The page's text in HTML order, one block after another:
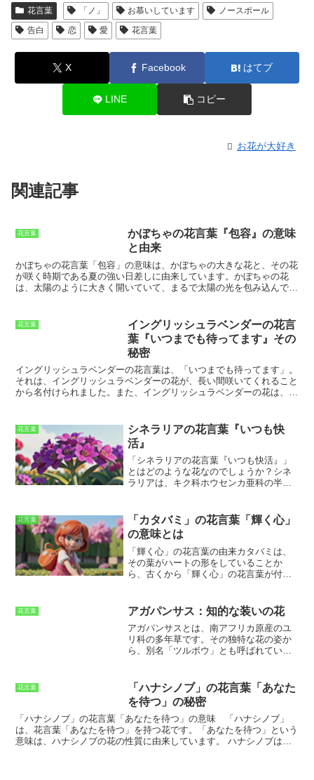
花言葉 「ノ」 お慕いしています
ノースポール
告白
恋 愛 花言葉
X Facebook はてブ
LINE コピー
お花が大好き
関連記事
花言葉
かぼちゃの花言葉『包容』の意味
と由来
かぼちゃの花言葉「包容」の意味は、かぼちゃの大きな花と、その花
が咲く時期である夏の強い日差しに由来しています。かぼちゃの花
は、太陽のように大きく開いていて、まるで太陽の光を包み込んでい
期は、かぼちゃの実が育つ時期でもあります。かぼちゃの実も、大き
く丸くて、中身が詰まっています。このかぼちゃの実の形状も、包容
花言葉
イングリッシュラベンダーの花言
葉『いつまでも待ってます』その
秘密
イングリッシュラベンダーの花言葉は、「いつまでも待ってます」。
それは、イングリッシュラベンダーの花が、長い間咲いてくれること
から名付けられました。また、イングリッシュラベンダーの花は、と
とも言われています。イングリッシュラベンダーの花は、その美しい
花と、強い香りで、人々に愛されています。そして、その花言葉も、
人々がイングリッシュラベンダーを愛する理由の一つとなっていま
す。
花言葉
シネラリアの花言葉『いつも快
活』
「 シネラリアの花言葉『いつも快活』
」
とはどのような花なのでしょうか？シネ
ラリアは、キク科ホウセンカ亜科の半耐
やかな花色は、春先を彩る花として人気
があります。シネラリアは、
地中海沿岸
を原産としており、温暖な気候を好みま
す。日本では、本州中部以西の暖かい地
域で栽培されていることが多く、冬でも
比較的温暖な地域であれば、戸外で越冬
ピンク、紫、白など、さまざまな種類が
あります。花は、直径5～10cm程度の頭
状花序で、中心部に筒状花、周辺に舌状
花が咲きます。シネラリアは、日当たり
と水はけの良い場所を好みます。土壌
うにします。シネラリアは、種から育て
ることができますが、苗を購入して育て
るのが一般的です。シネラリアは、その
鮮やかな花色と、比較的育てやすいこと
から、ガーデニング初心者にも人気の花
です。春先を彩る花として、ぜひシネラ
花言葉
「カタバミ」の花言葉「輝く心」
の意味とは
「輝く心」の花言葉の由来カタバミ は、
その葉がハートの形をしていることか
ら、古くから「輝く心」の花言葉が付け
にもその意味が込められています。ま
た、カタバミ は、陽の光を浴びると葉が
開き、日が沈むと葉を閉じるという特徴
があります。このことから、カタバミは
「太陽の子」とも呼ばれ、太陽のように
花言葉 アガパンサス：知的な装いの花
アガパンサスとは 、南アフリカ原産のユ
リ科の多年草です。その独特な花の姿か
ら、別名「ツルボウ」とも呼ばれていま
の花を咲かせます。花は直径10cmほど
で、花弁は6枚です。花弁の先端は細長
く、花全体が涼しげで清涼感がありま
す。アガパンサスは、日当たりと水はけ
の良い場所を好みます。また、寒さにも
強く、冬の間も戸外で育てることができ
花言葉
「ハナシノブ」の花言葉「あなた
を待つ」の秘密
「ハナシノブ」の花言葉「あなたを待つ」の意味
「ハナシノブ」
は、花言葉「あなたを待つ」を持つ花です。「あなたを待つ」という
意味は、ハナシノブの花の性質に由来しています。
ハナシノブは多